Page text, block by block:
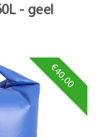
- geel
€40,00